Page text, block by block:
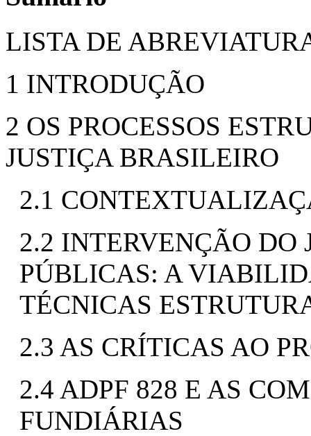
LISTA DE
1 INTRODUÇÃO
2 OS PROCESSOS
JUSTIÇA BRASILEIRO
2.1
2.2 INTERVENÇÃO
PÚBLICAS: A
TÉCNICAS
2.3 AS CRÍTICAS AO
2.4 ADPF 828 E AS
FUNDIÁRIAS